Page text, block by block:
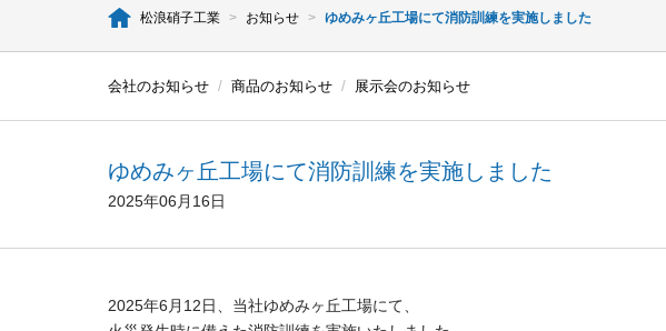
松浪硝子工業 > お知らせ > ゆめみヶ丘工場にて消防訓練を実施しました
会社のお知らせ / 商品のお知らせ / 展示会のお知らせ
ゆめみヶ丘工場にて消防訓練を実施しました
2025年06月16日
2025年6月12日、当社ゆめみヶ丘工場にて、